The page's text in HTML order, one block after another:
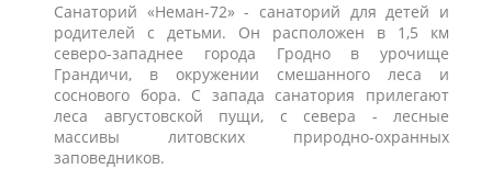
Санаторий «Неман-72» - санаторий для детей и
родителей с детьми. Он расположен в 1,5 км
северо-западнее города Гродно в урочище
Грандичи, в окружении смешанного леса и
соснового бора. С запада санатория прилегают
леса августовской пущи, с севера - лесные
массивы литовских природно-охранных
заповедников.